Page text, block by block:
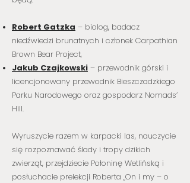
Robert Gatzka – biolog, badacz
niedźwiedzi brunatnych i członek Carpathian
Brown Bear Project,
Jakub Czajkowski – przewodnik górski i
licencjonowany przewodnik Bieszczadzkiego
Parku Narodowego oraz gospodarz Nomads’
Hill.
Wyruszycie razem w karpacki las, nauczycie
się rozpoznawać ślady i tropy dzikich
zwierząt, przejdziecie Połoninę Wetlińską i
posłuchacie prelekcji Roberta „On i my – o